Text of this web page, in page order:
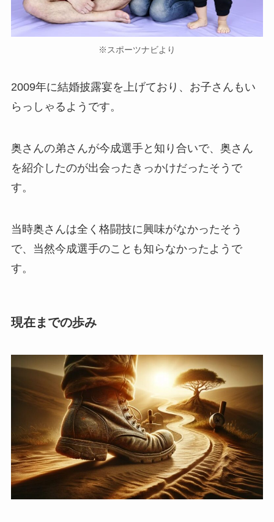
※スポーツナビより
2009年に結婚披露宴を上げており、お子さんもい
らっしゃるようです。
奥さんの弟さんが今成選手と知り合いで、奥さん
を紹介したのが出会ったきっかけだったそうで
す。
当時奥さんは全く格闘技に興味がなかったそう
で、当然今成選手のことも知らなかったようで
す。
現在までの歩み